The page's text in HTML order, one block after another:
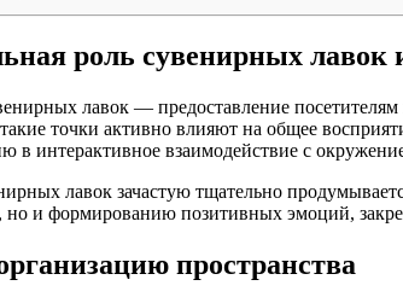
роль сувенирных лавок
лавок — предоставление
точки активно влияют на общее
в интерактивное взаимодействие с
лавок зачастую тщательно
но и формированию позитивных эмоций,
пространства